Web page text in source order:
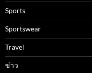
Sports
Sportswear
Travel
ข่าว